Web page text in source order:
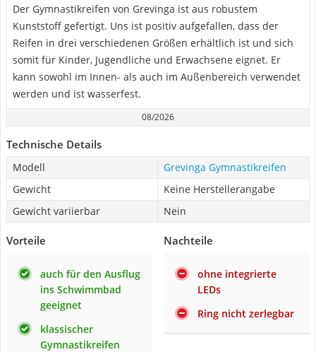
Der Gymnastikreifen von Grevinga ist aus robustem
Kunststoff gefertigt. Uns ist positiv aufgefallen, dass der
Reifen in drei verschiedenen Größen erhältlich ist und sich
somit für Kinder, Jugendliche und Erwachsene eignet. Er
kann sowohl im Innen- als auch im Außenbereich verwendet
werden und ist wasserfest.
08/2026
Technische Details
Modell
Grevinga Gymnastikreifen
Gewicht
Keine Herstellerangabe
Gewicht variierbar
Nein
Vorteile
auch für den Ausflug
ins Schwimmbad
geeignet
klassischer
Gymnastikreifen
Nachteile
ohne integrierte
LEDs
Ring nicht zerlegbar